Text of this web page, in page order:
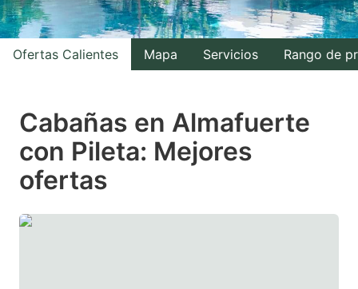
interact
with
the
select
date.
interact
with
the
select
a
Ofertas Calientes Mapa Servicios Rango de
Cabañas en Almafuerte
con Pileta: Mejores
ofertas